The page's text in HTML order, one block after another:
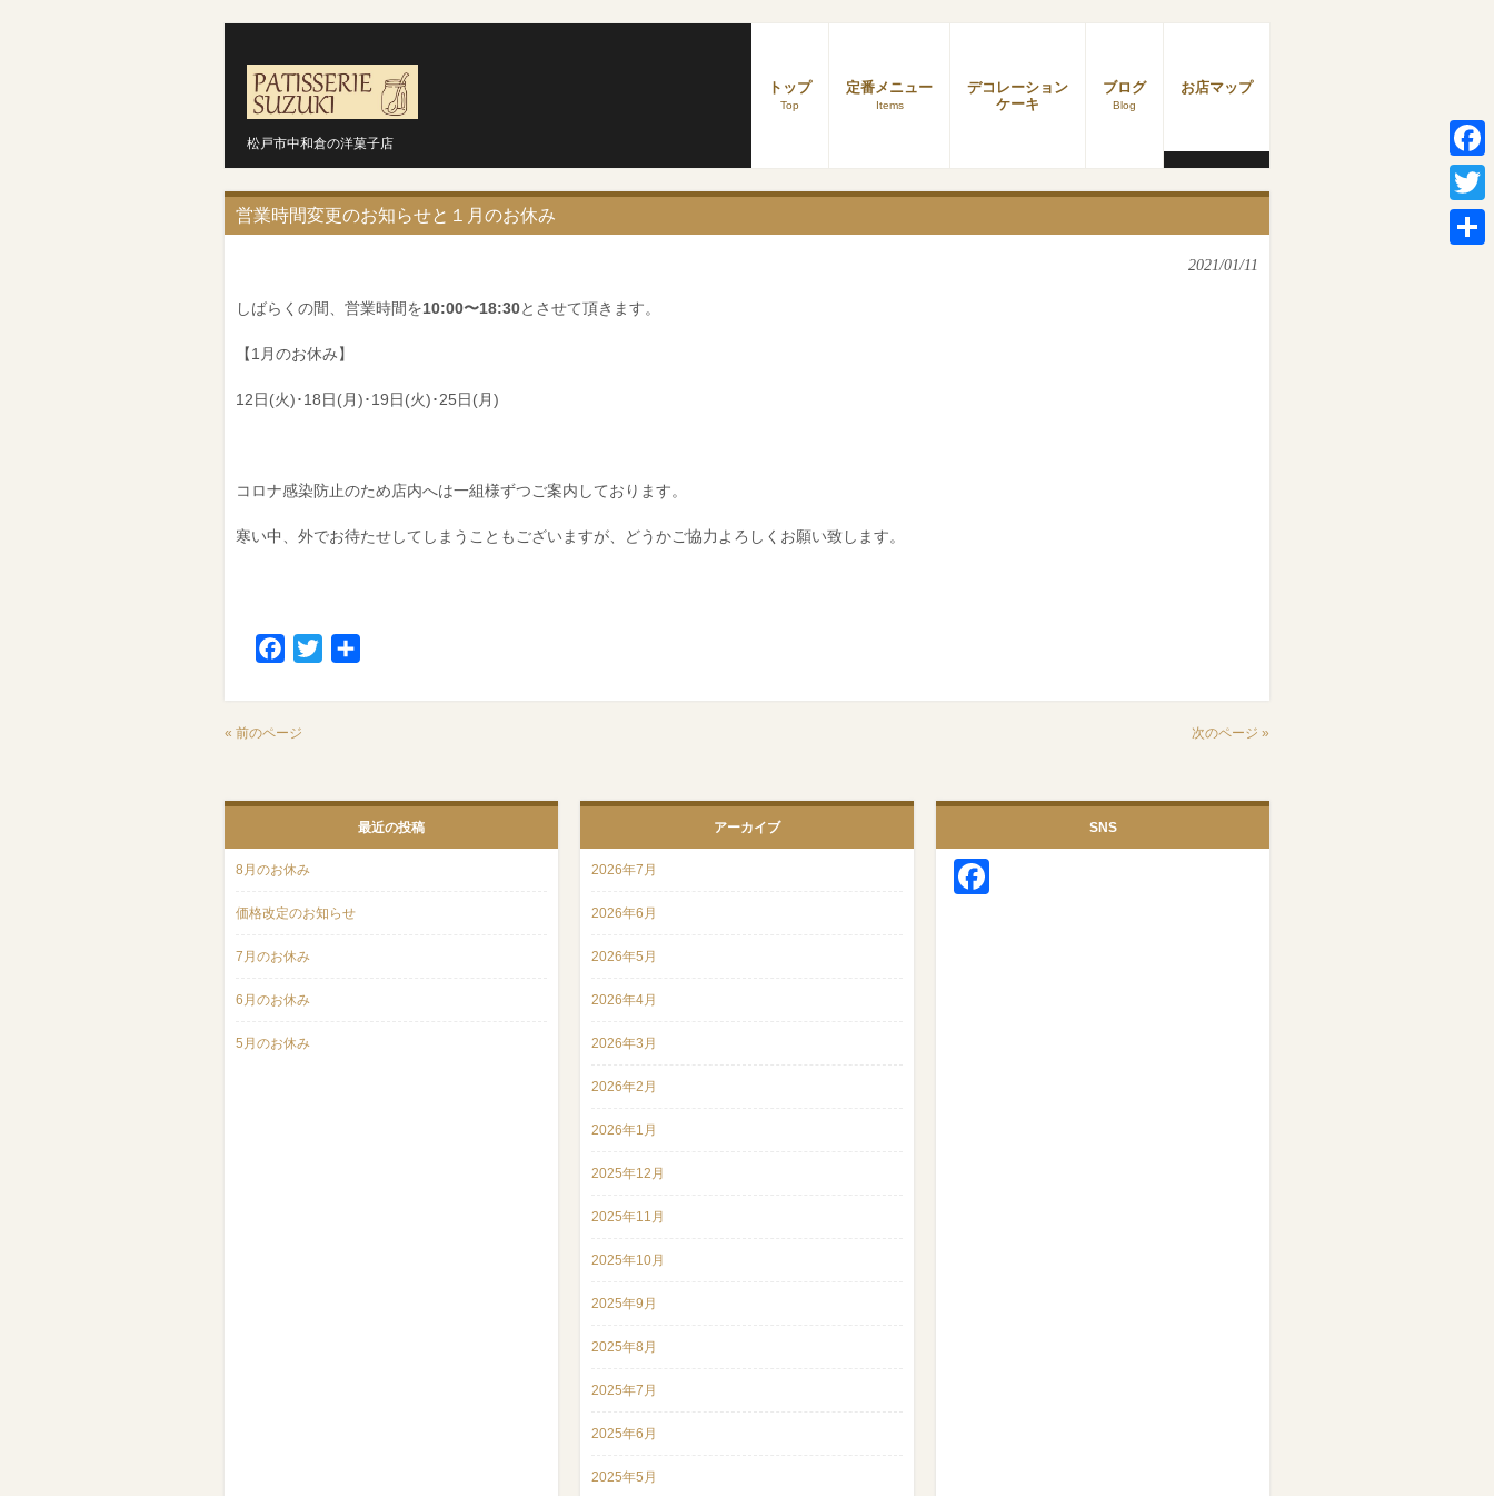
松戸市中和倉の洋菓子店
トップ
Top
定番メニュー
Items
デコレーション
ケーキ
ブログ
Blog
お店マップ
営業時間変更のお知らせと１月のお休み
2021/01/11
しばらくの間、営業時間を10:00〜18:30とさせて頂きます。
【1月のお休み】
12日(火)･18日(月)･19日(火)･25日(月)
コロナ感染防止のため店内へは一組様ずつご案内しております。
寒い中、外でお待たせしてしまうこともございますが、どうかご協力よろしくお願い致します。
Facebook
Twitter
« 前のページ 次のページ »
最近の投稿
8月のお休み
価格改定のお知らせ
7月のお休み
6月のお休み
5月のお休み
アーカイブ
2026年7月
2026年6月
2026年5月
2026年4月
2026年3月
2026年2月
2026年1月
2025年12月
2025年11月
2025年10月
2025年9月
2025年8月
2025年7月
2025年6月
2025年5月
SNS
Twitter